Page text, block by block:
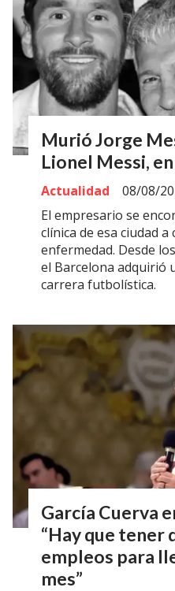
Murió Jorge
Lionel Messi,
Actualidad
08/08/
El empresario se
clínica de esa ciudad
enfermedad. Desde
el Barcelona adquirió
carrera futbolística.
García Cuerva
“Hay que tener
empleos para
mes”